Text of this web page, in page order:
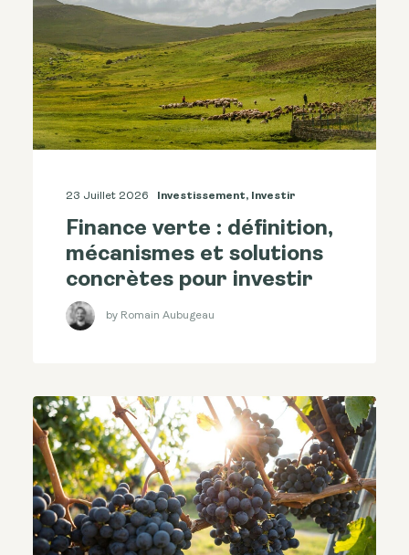
23 Juillet 2026 Investissement, Investir
Finance verte : définition,
mécanismes et solutions
concrètes pour investir
by Romain Aubugeau